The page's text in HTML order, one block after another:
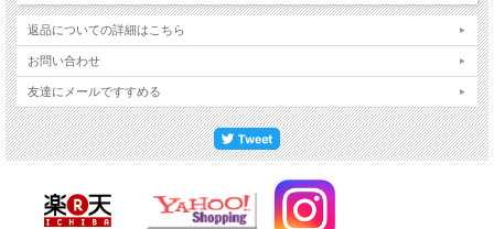
返品についての詳細はこちら
お問い合わせ
友達にメールですすめる